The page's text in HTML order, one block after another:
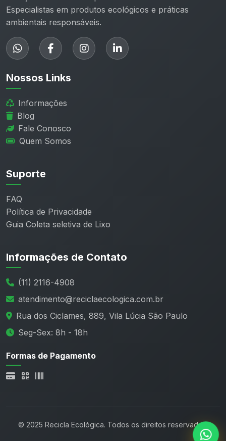
Especialistas em produtos ecológicos e práticas
ambientais responsáveis.
Nossos Links
Informações
Blog
Fale Conosco
Quem Somos
Suporte
FAQ
Política de Privacidade
Guia Coleta seletiva de Lixo
Informações de Contato
(11) 2116-4908
atendimento@reciclaecologica.com.br
Rua dos Ciclames, 889, Vila Lúcia São Paulo
Seg-Sex: 8h - 18h
Formas de Pagamento
© 2025 Recicla Ecológica. Todos os direitos reservados.